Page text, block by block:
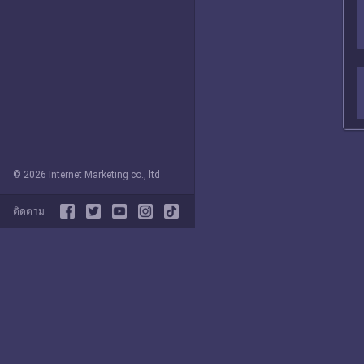
© 2026 Internet Marketing co., ltd
ติดตาม